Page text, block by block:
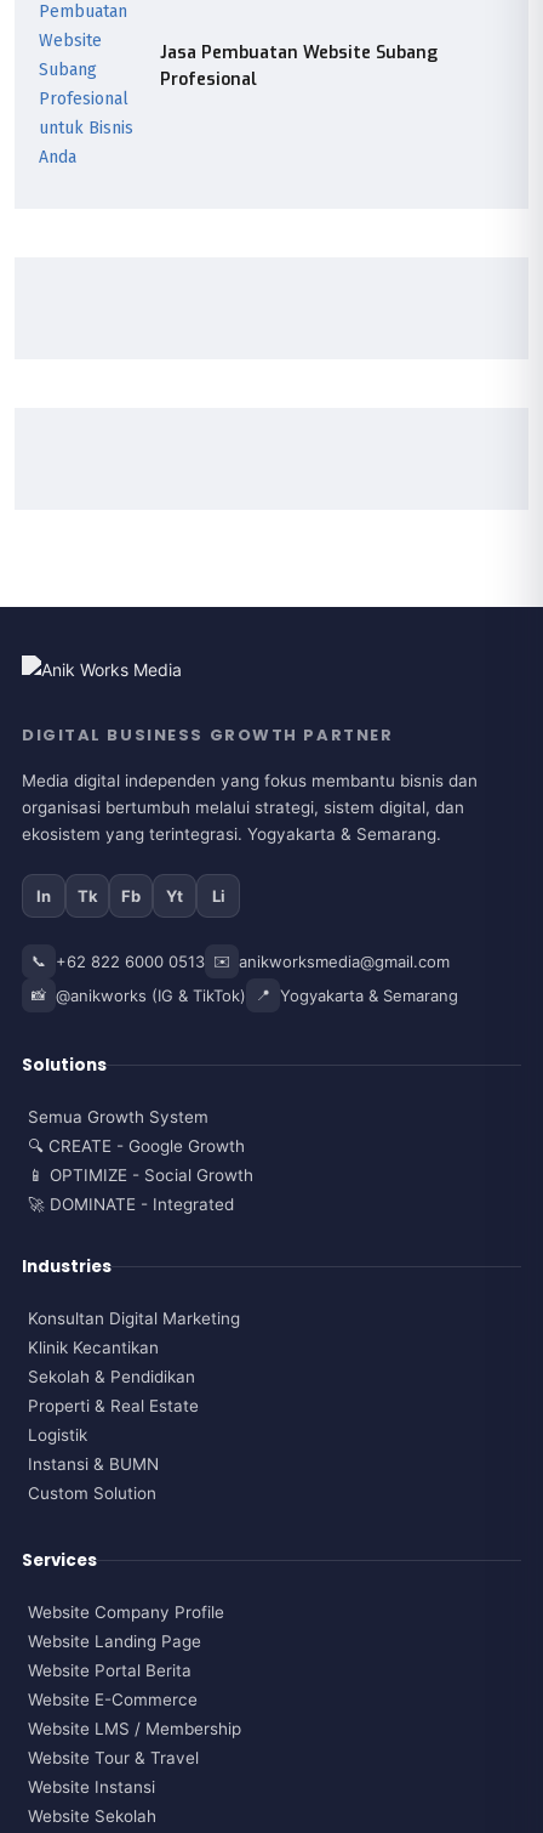
Jasa Pembuatan Website Subang
Profesional
DIGITAL BUSINESS GROWTH PARTNER
Media digital independen yang fokus membantu bisnis dan
organisasi bertumbuh melalui strategi, sistem digital, dan
ekosistem yang terintegrasi. Yogyakarta & Semarang.
In Tk Fb Yt Li
📞 +62 822 6000 0513 ✉️ anikworksmedia@gmail.com
📸 @anikworks (IG & TikTok) 📍 Yogyakarta & Semarang
Solutions
Semua Growth System
🔍 CREATE - Google Growth
📱 OPTIMIZE - Social Growth
🚀 DOMINATE - Integrated
Industries
Konsultan Digital Marketing
Klinik Kecantikan
Sekolah & Pendidikan
Properti & Real Estate
Logistik
Instansi & BUMN
Custom Solution
Services
Website Company Profile
Website Landing Page
Website Portal Berita
Website E-Commerce
Website LMS / Membership
Website Tour & Travel
Website Instansi
Website Sekolah